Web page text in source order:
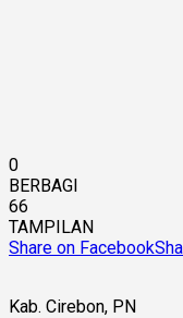
0
BERBAGI
66
TAMPILAN
Share on Facebook
Kab. Cirebon, PN